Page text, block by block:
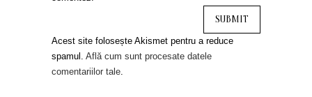
Acest site folosește Akismet pentru a reduce
spamul. Află cum sunt procesate datele
comentariilor tale.